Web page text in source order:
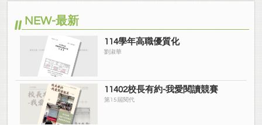
NEW-最新
114學年高職優質化
劉淑華
11402校長有約-我愛閱讀競賽
第15屆閱代